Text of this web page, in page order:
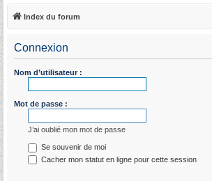
Index du forum
Connexion
Nom d’utilisateur :
Mot de passe :
J’ai oublié mon mot de passe
Se souvenir de moi
Cacher mon statut en ligne pour cette session